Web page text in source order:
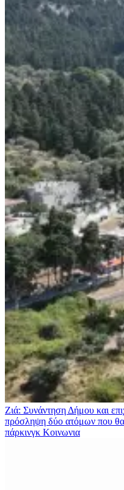
Ζιά: Συνάντηση Δήμου και
πρόσληψη δύο ατόμων που θα
πάρκινγκ Κοινωνια